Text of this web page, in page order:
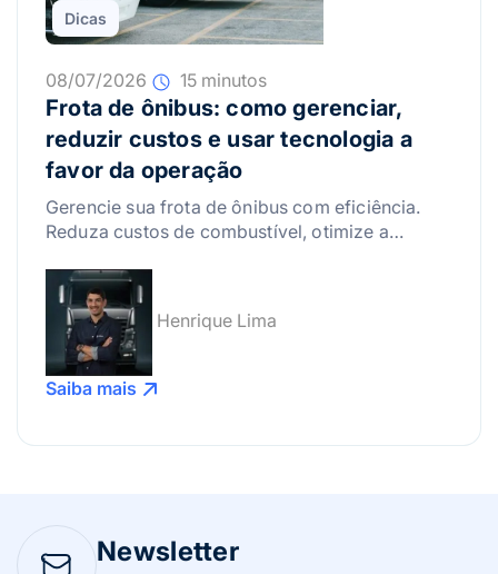
Dicas
08/07/2026 15 minutos
Frota de ônibus: como gerenciar,
reduzir custos e usar tecnologia a
favor da operação
Gerencie sua frota de ônibus com eficiência.
Reduza custos de combustível, otimize a
mais!
Henrique Lima
Saiba mais
Newsletter